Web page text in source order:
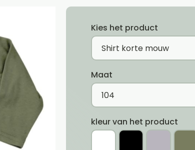
Kies het product
Maat
kleur van het product